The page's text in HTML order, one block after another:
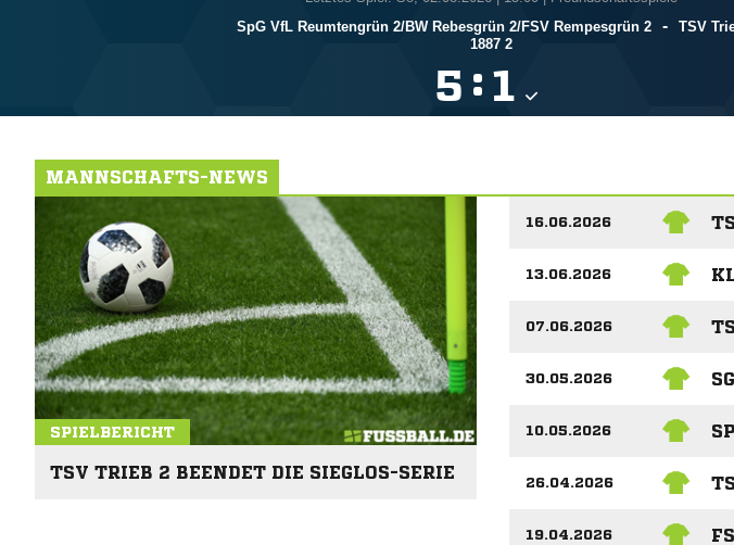
SpG VfL Reumtengrün 2/​BW Rebesgrün 2/​FSV Rempesgrün 2
-
TSV
1887 2
 : 
MANNSCHAFTS-NEWS
SPIELBERICHT
TSV TRIEB 2 BEENDET DIE SIEGLOS-SERIE
16.06.2026
13.06.2026
07.06.2026
30.05.2026
10.05.2026
26.04.2026
19.04.2026